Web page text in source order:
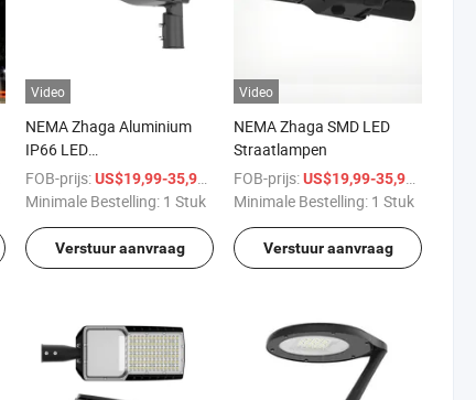
/ Stuk
Video
NEMA Zhaga Aluminium
IP66 LED
Buitenstraatverlichting
FOB-prijs:US$19,99-35,99
/ Stuk
Minimale Bestelling: 1 Stuk
Verstuur aanvraag
Video
NEMA Zhaga SMD LED
Straatlampen
FOB-prijs:US$19,99-35,99
Minimale Bestelling: 1 Stuk
Verstuur aanvraag